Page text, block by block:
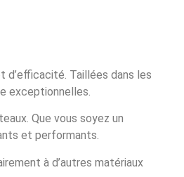
Taillées dans les
exceptionnelles.
Que vous soyez un
et performants.
à d’autres matériaux